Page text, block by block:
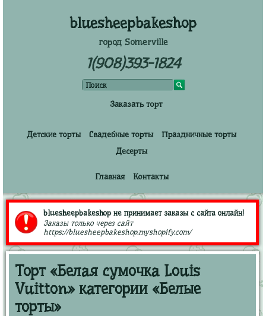
bluesheepbakeshop
город Somerville
1(908)393-1824
Заказать торт
Детские торты Свадебные торты
Праздничные торты
Десерты
Главная Контакты
bluesheepbakeshop не принимает заказы с сайта онлайн!
Заказы только через сайт
https://bluesheepbakeshop.myshopify.com/
Торт «Белая сумочка Louis
Vuitton» категории «Белые
торты»